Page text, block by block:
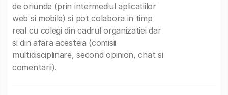
de oriunde (prin intermediul aplicatiilor
web si mobile) si pot colabora in timp
real cu colegi din cadrul organizatiei dar
si din afara acesteia (comisii
multidisciplinare, second opinion, chat si
comentarii).